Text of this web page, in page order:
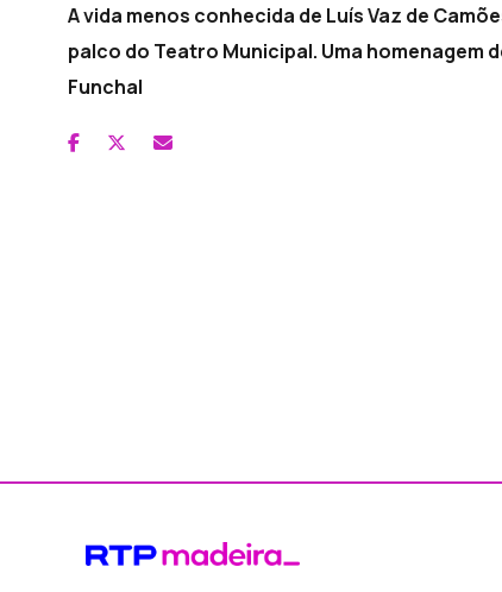
A vida menos conhecida de Luís Vaz de
palco do Teatro Municipal. Uma homenagem
Funchal